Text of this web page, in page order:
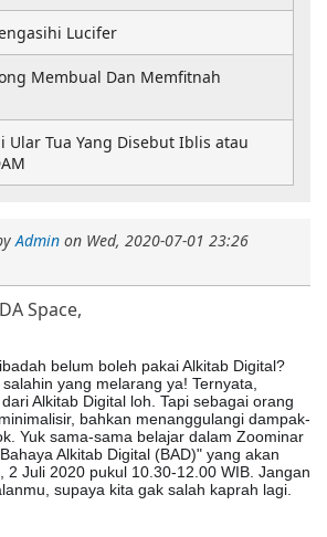
Admin on Wed, 2020-07-01 23:26
Space,
belum boleh pakai Alkitab Digital?
yang melarang ya! Ternyata,
Alkitab Digital loh. Tapi sebagai orang
bahkan menanggulangi dampak-
Yuk sama-sama belajar dalam Zoominar
Alkitab Digital (BAD)" yang akan
2 Juli 2020 pukul 10.30-12.00 WIB. Jangan
supaya kita gak salah kaprah lagi.
Lucifer
Membual Dan Memfitnah
Ular Tua Yang Disebut Iblis atau